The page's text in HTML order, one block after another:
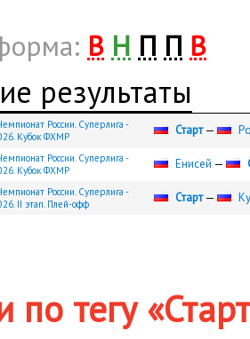
В Н П П В
результаты
России. Суперлига -
Кубок ФХМР
Старт—
России. Суперлига -
Кубок ФХМР
Енисей —
России. Суперлига -
II этап. Плей-офф
Старт—
по тегу